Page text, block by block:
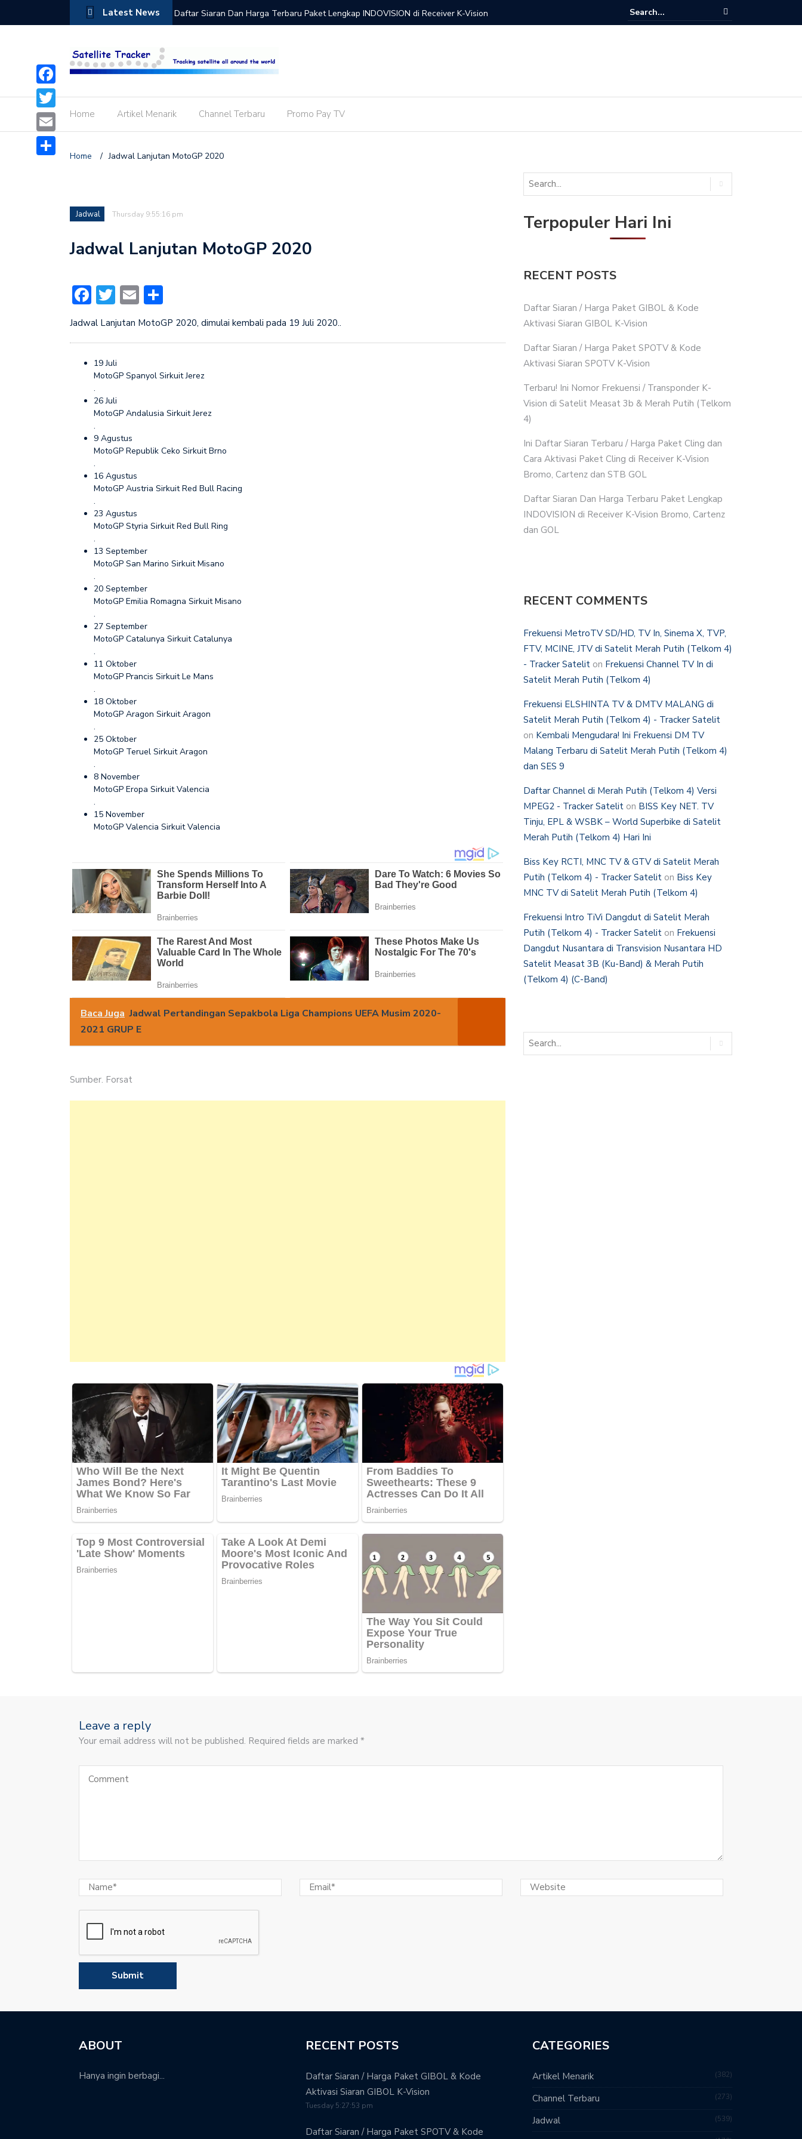
Latest News
dan Cara Aktivasi Paket Cling di
GOL
Daftar Siaran Dan Harga Terbaru Paket Lengkap INDOVISION di Receiver K-Vision
Bromo, Cartenz dan GOL
Update! Ini Frekuensi ANTV HD & VTV di Satelit Merah Putih (Telkom 4)
Home Artikel Menarik Channel Terbaru Promo Pay TV
Home / Jadwal Lanjutan MotoGP 2020
Jadwal Thursday 9:55:16 pm
Jadwal Lanjutan MotoGP 2020
Facebook
Twitter
Email
Jadwal Lanjutan MotoGP 2020, dimulai kembali pada 19 Juli 2020..
19 Juli
MotoGP Spanyol Sirkuit Jerez
.
26 Juli
MotoGP Andalusia Sirkuit Jerez
.
9 Agustus
MotoGP Republik Ceko Sirkuit Brno
.
16 Agustus
MotoGP Austria Sirkuit Red Bull Racing
.
23 Agustus
MotoGP Styria Sirkuit Red Bull Ring
.
13 September
MotoGP San Marino Sirkuit Misano
.
20 September
MotoGP Emilia Romagna Sirkuit Misano
.
27 September
MotoGP Catalunya Sirkuit Catalunya
.
11 Oktober
MotoGP Prancis Sirkuit Le Mans
.
18 Oktober
MotoGP Aragon Sirkuit Aragon
.
25 Oktober
MotoGP Teruel Sirkuit Aragon
.
8 November
MotoGP Eropa Sirkuit Valencia
.
15 November
MotoGP Valencia Sirkuit Valencia
Baca Juga Jadwal Pertandingan Sepakbola Liga Champions UEFA Musim 2020-
2021 GRUP E
Sumber. Forsat
Facebook
Twitter
Email
Terpopuler Hari Ini
RECENT POSTS
Daftar Siaran / Harga Paket GIBOL & Kode
Aktivasi Siaran GIBOL K-Vision
Daftar Siaran / Harga Paket SPOTV & Kode
Aktivasi Siaran SPOTV K-Vision
Terbaru! Ini Nomor Frekuensi / Transponder K-
Vision di Satelit Measat 3b & Merah Putih (Telkom
4)
Ini Daftar Siaran Terbaru / Harga Paket Cling dan
Cara Aktivasi Paket Cling di Receiver K-Vision
Bromo, Cartenz dan STB GOL
Daftar Siaran Dan Harga Terbaru Paket Lengkap
INDOVISION di Receiver K-Vision Bromo, Cartenz
dan GOL
RECENT COMMENTS
Frekuensi MetroTV SD/HD, TV In, Sinema X, TVP,
FTV, MCINE, JTV di Satelit Merah Putih (Telkom 4)
- Tracker Satelit on Frekuensi Channel TV In di
Satelit Merah Putih (Telkom 4)
Frekuensi ELSHINTA TV & DMTV MALANG di
Satelit Merah Putih (Telkom 4) - Tracker Satelit
on Kembali Mengudara! Ini Frekuensi DM TV
Malang Terbaru di Satelit Merah Putih (Telkom 4)
dan SES 9
Daftar Channel di Merah Putih (Telkom 4) Versi
MPEG2 - Tracker Satelit on BISS Key NET. TV
Tinju, EPL & WSBK – World Superbike di Satelit
Merah Putih (Telkom 4) Hari Ini
Biss Key RCTI, MNC TV & GTV di Satelit Merah
Putih (Telkom 4) - Tracker Satelit on Biss Key
MNC TV di Satelit Merah Putih (Telkom 4)
Frekuensi Intro TiVi Dangdut di Satelit Merah
Putih (Telkom 4) - Tracker Satelit on Frekuensi
Dangdut Nusantara di Transvision Nusantara HD
Satelit Measat 3B (Ku-Band) & Merah Putih
(Telkom 4) (C-Band)
Leave a reply
Your email address will not be published. Required fields are marked *
ABOUT
Hanya ingin berbagi...
RECENT POSTS
Daftar Siaran / Harga Paket GIBOL & Kode
Aktivasi Siaran GIBOL K-Vision
Tuesday 5:27:53 pm
Daftar Siaran / Harga Paket SPOTV & Kode
CATEGORIES
Artikel Menarik 382
Channel Terbaru 273
Jadwal 539